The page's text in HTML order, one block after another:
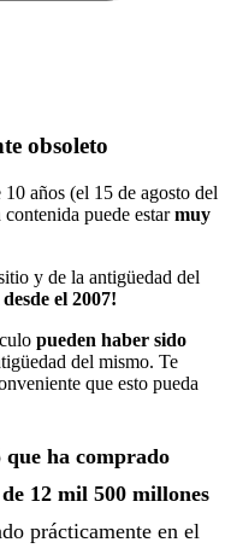
obsoleto
años (el 15 de agosto del
puede estarmuy
y de la antigüedad del
el 2007!
pueden haber sido
del mismo. Te
que esto pueda
que ha comprado
12 mil 500 millones
prácticamente en el